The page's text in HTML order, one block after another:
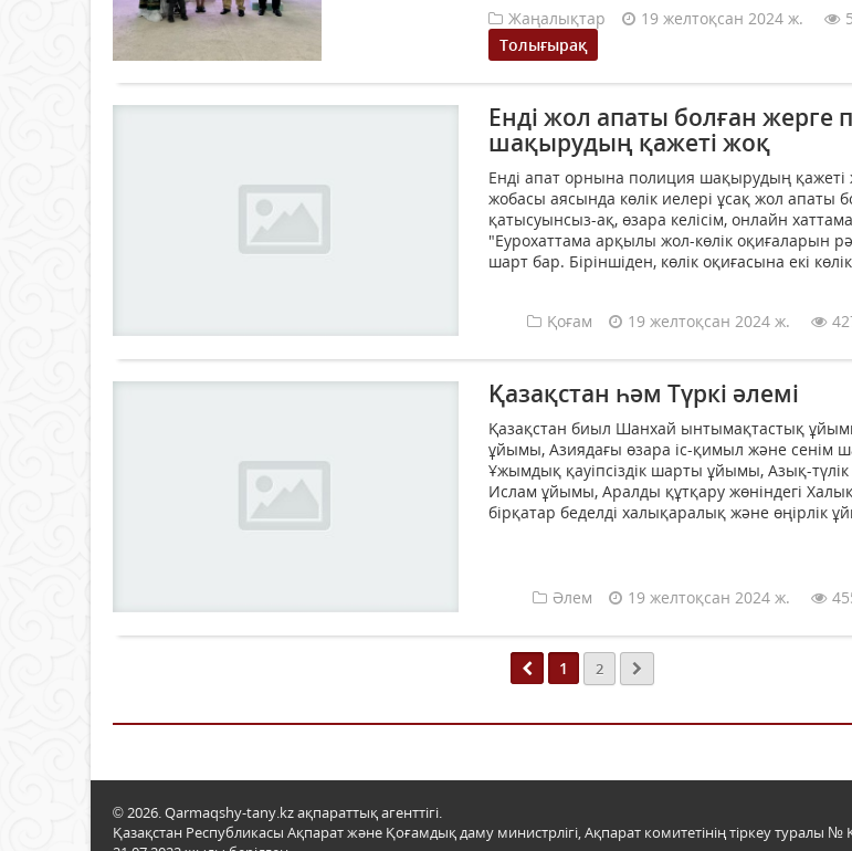
Жаңалықтар 19 желтоқсан 2024 ж.
Толығырақ
Енді жол апаты болған жерге
шақырудың қажеті жоқ
Енді апат орнына полиция шақырудың қажеті
жобасы аясында көлік иелері ұсақ жол апаты
қатысуынсыз-ақ, өзара келісім, онлайн
"Еурохаттама арқылы жол-көлік оқиғаларын
шарт бар. Біріншіден, көлік оқиғасына екі
Қоғам 19 желтоқсан 2024 ж.
Қазақстан һәм Түркі әлемі
Қазақстан биыл Шанхай ынтымақтастық
ұйымы, Азиядағы өзара іс-қимыл және сенім
Ұжымдық қауіпсіздік шарты ұйымы, Азық-түлік
Ислам ұйымы, Аралды құтқару жөніндегі
бірқатар беделді халықаралық және өңірлік
Әлем 19 желтоқсан 2024 ж.
1 2
© 2026. Qarmaqshy-tany.kz ақпараттық агенттігі.
Қазақстан Республикасы Ақпарат және Қоғамдық даму министрлігі, Ақпарат комитетінің тіркеу туралы №